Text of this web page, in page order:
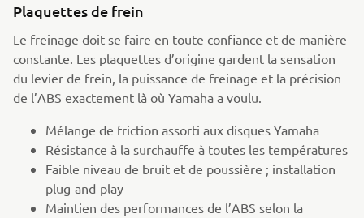
Plaquettes de frein
Le freinage doit se faire en toute confiance et de manière
constante. Les plaquettes d’origine gardent la sensation
du levier de frein, la puissance de freinage et la précision
de l’ABS exactement là où Yamaha a voulu.
Mélange de friction assorti aux disques Yamaha
Résistance à la surchauffe à toutes les températures
Faible niveau de bruit et de poussière ; installation
plug-and-play
Maintien des performances de l’ABS selon la